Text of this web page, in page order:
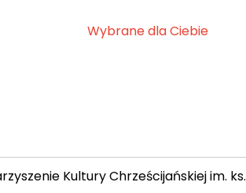
Wybrane dla Ciebie
Kultury Chrześcijańskiej im.